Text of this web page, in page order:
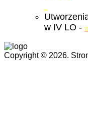
w IV LO -
Copyright © 2026.